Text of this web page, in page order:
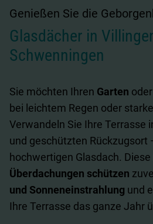
Genießen Sie die
Glasdächer in
Schwenningen
Sie möchten Ihren Garten
bei leichtem Regen oder
Verwandeln Sie Ihre Terrasse
und geschützten Rückzugsort
hochwertigen Glasdach. Diese
Überdachungen schützen
und Sonneneinstrahlung und
Ihre Terrasse das ganze Jahr